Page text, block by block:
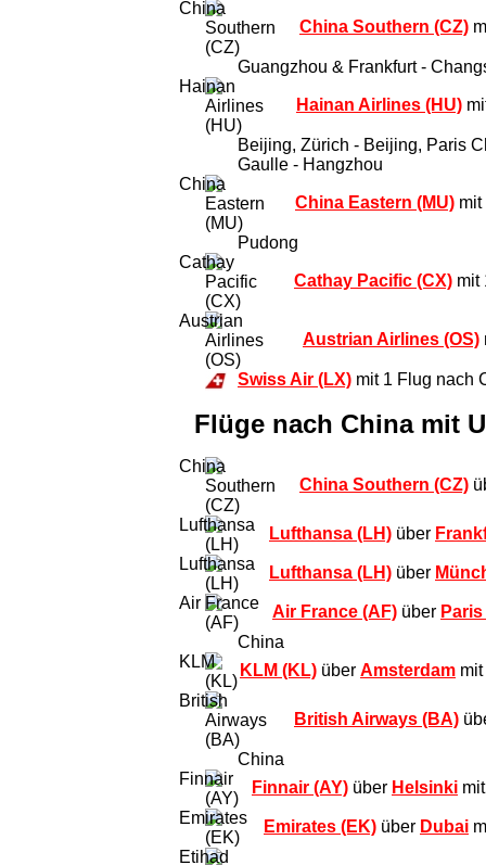
China Southern (CZ)
Guangzhou & Frankfurt -
Hainan Airlines (HU)
Beijing, Zürich - Beijing, Paris
Gaulle - Hangzhou
China Eastern (MU)
Pudong
Cathay Pacific (CX) mit
Austrian Airlines (OS)
Swiss Air (LX) mit 1 Flug nach
Flüge nach China mit
China Southern (CZ)
Lufthansa (LH) über
Lufthansa (LH) über
Air France (AF) über
China
KLM (KL) über Amsterdam
British Airways (BA)
China
Finnair (AY) über Helsinki
Emirates (EK) über Dubai